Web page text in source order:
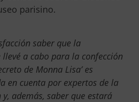
parisino.
saber que la
a cabo para la confección
de Monna Lisa’ es
en cuenta por expertos de la
además, saber que estará